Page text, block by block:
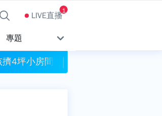
LIVE直播1
專題
4坪小房間